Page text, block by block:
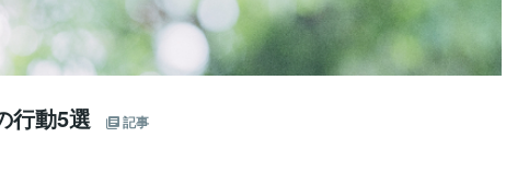
行動5選 記事